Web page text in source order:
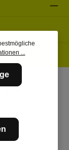
Versandkosten
...